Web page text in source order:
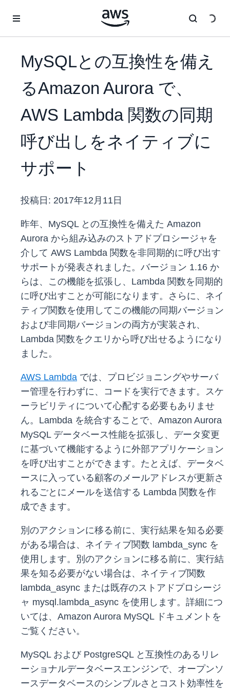
MySQLとの互換性を備え
るAmazon Aurora で、
AWS Lambda 関数の同期
呼び出しをネイティブに
サポート
投稿日: 2017年12月11日
昨年、MySQL との互換性を備えた Amazon
Aurora から組み込みのストアドプロシージャを
介して AWS Lambda 関数を非同期的に呼び出す
サポートが発表されました。バージョン 1.16 か
らは、この機能を拡張し、Lambda 関数を同期的
に呼び出すことが可能になります。さらに、ネイ
ティブ関数を使用してこの機能の同期バージョン
および非同期バージョンの両方が実装され、
Lambda 関数をクエリから呼び出せるようになり
ました。
AWS Lambda では、プロビジョニングやサーバ
ー管理を行わずに、コードを実行できます。スケ
ーラビリティについて心配する必要もありませ
ん。Lambda を統合することで、Amazon Aurora
MySQL データベース性能を拡張し、データ変更
に基づいて機能するように外部アプリケーション
を呼び出すことができます。たとえば、データベ
ースに入っている顧客のメールアドレスが更新さ
れるごとにメールを送信する Lambda 関数を作
成できます。
別のアクションに移る前に、実行結果を知る必要
がある場合は、ネイティブ関数 lambda_sync を
使用します。別のアクションに移る前に、実行結
果を知る必要がない場合は、ネイティブ関数
lambda_async または既存のストアドプロシージ
ャ mysql.lambda_async を使用します。詳細につ
いては、Amazon Aurora MySQL ドキュメントを
ご覧ください。
MySQL および PostgreSQL と互換性のあるリレ
ーショナルデータベースエンジンで、オープンソ
ースデータベースのシンプルさとコスト効率性を